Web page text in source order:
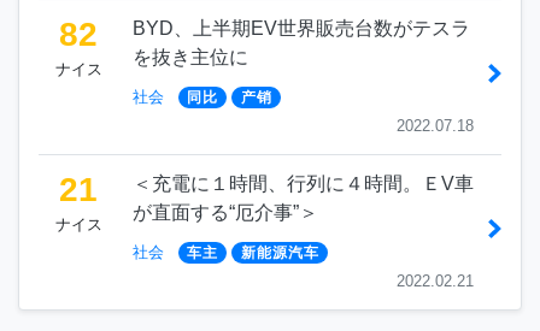
82
ナイス
BYD、上半期EV世界販売台数がテスラ
を抜き主位に
社会 同比 产销
2022.07.18
21
ナイス
＜充電に１時間、行列に４時間。ＥV車
が直面する“厄介事”＞
社会 车主 新能源汽车
2022.02.21